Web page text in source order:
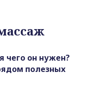
он нужен?
полезных